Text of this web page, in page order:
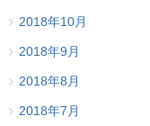
2018年10月
2018年9月
2018年8月
2018年7月